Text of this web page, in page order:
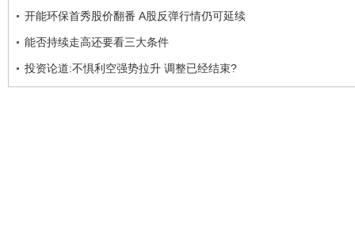
开能环保首秀股价翻番 A股反弹行情仍可延续
能否持续走高还要看三大条件
投资论道:不惧利空强势拉升 调整已经结束?